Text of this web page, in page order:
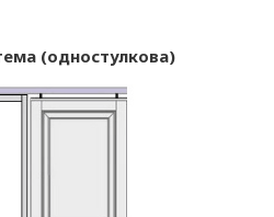
(одностулкова)